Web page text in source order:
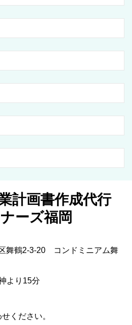
計画書作成代行
ーズ福岡
舞鶴2-3-20 コンドミニアム舞
より15分
ください。